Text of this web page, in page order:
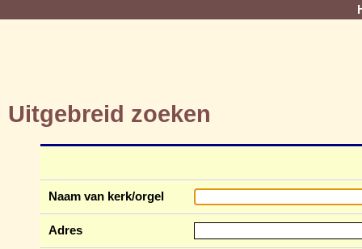
Uitgebreid zoeken
Naam van kerk/orgel
Adres